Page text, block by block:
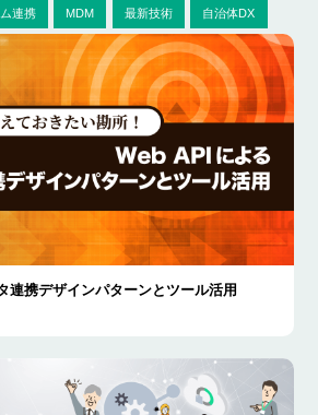
連携 MDM 最新技術 自治体DX
連携デザインパターンとツール活用